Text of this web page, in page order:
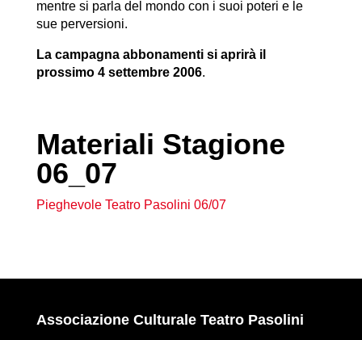
mentre si parla del mondo con i suoi poteri e le
sue perversioni.
La campagna abbonamenti si aprirà il
prossimo 4 settembre 2006.
Materiali Stagione
06_07
Pieghevole Teatro Pasolini 06/07
Associazione Culturale Teatro Pasolini